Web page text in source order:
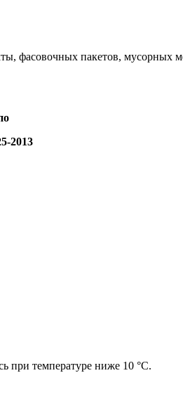
фасовочных пакетов, мусорных
2013
при температуре ниже 10 °С.